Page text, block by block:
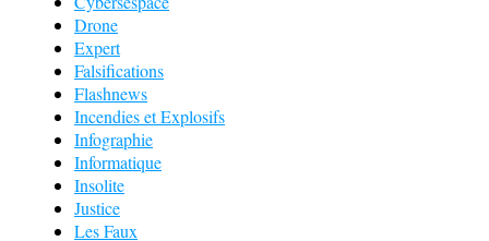
Drone
Expert
Falsifications
Flashnews
Incendies et Explosifs
Infographie
Informatique
Insolite
Justice
Les Faux